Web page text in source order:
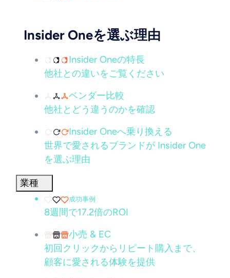
Insider Oneを選ぶ理由
Insider Oneの特長
他社との違いをご覧ください
ベンダー比較
他社とどう違うのかを確認
Insider Oneへ乗り換える
世界で愛されるブランドが Insider One
を選ぶ理由
業種
成功事例
8週間で17.2倍のROI
小売 & EC
初回クリックからリピート購入まで、
顧客に愛される体験を提供